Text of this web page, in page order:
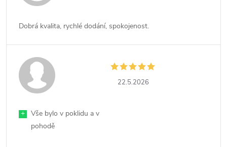
Dobrá kvalita, rychlé dodání, spokojenost.
22.5.2026
+
Vše bylo v poklidu a v
pohodě